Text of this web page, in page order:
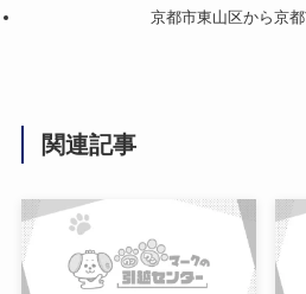
京都市東山区から京
関連記事